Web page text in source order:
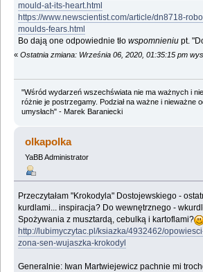
mould-at-its-heart.html
https://www.newscientist.com/article/dn8718-
moulds-fears.html
Bo dają one odpowiednie tłowspomnieniu pt.
« Ostatnia zmiana: Września 06, 2020, 01:35:15 pm
"Wśród wydarzeń wszechświata nie ma ważnych i
różnie je postrzegamy. Podział na ważne i nieważne
umysłach" - Marek Baraniecki
olkapolka
YaBB Administrator
Przeczytałam "Krokodyla" Dostojewskiego -
kurdlami... inspiracja? Do wewnętrznego -
Spożywania z musztardą, cebulką i kartoflami?
http://lubimyczytac.pl/ksiazka/4932462/
zona-sen-wujaszka-krokodyl
Generalnie: Iwan Martwiejewicz pachnie mi